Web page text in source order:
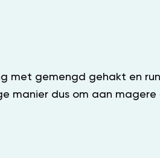
met gemengd gehakt en
manier dus om aan